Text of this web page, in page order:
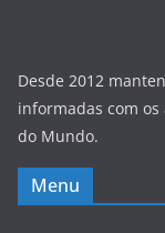
Desde 2012
informadas com
do Mundo.
Menu